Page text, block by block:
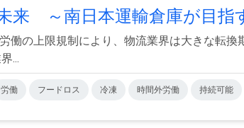
来 ～南日本運輸倉庫が目指
働の上限規制により、物流業界は大きな転
...
労働 フードロス 冷凍 時間外労働 持続可能